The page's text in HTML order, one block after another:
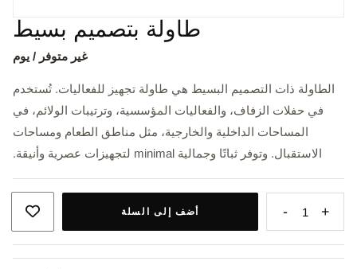
طاولة بتصميم بسيط
غير متوفر / يوم
الطاولة ذات التصميم البسيط هي طاولة تجهيز للفعاليات. تُستخدم
في حفلات الزفاف، والفعاليات المؤسسية، وترتيبات الولائم، في
المساحات الداخلية والخارجية، مثل مناطق الطعام ومساحات
الاستقبال. وتوفر ثباتًا وجمالية minimal لتجهيزات عصرية وأنيقة.
+
1
- أضف إلى السلة